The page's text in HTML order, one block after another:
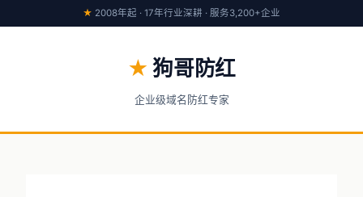
★ 2008年起 · 17年行业深耕 · 服务3,200+企业
★ 狗哥防红
企业级域名防红专家